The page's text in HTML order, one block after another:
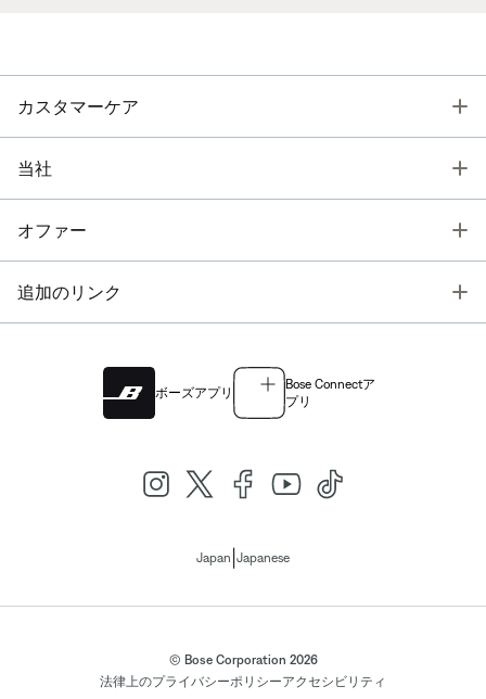
カスタマーケア
当社
オファー
追加のリンク
ボーズアプリ
Bose Connectア
プリ
Japan Japanese
© Bose Corporation 2026
法律上のプライバシーポリシーアクセシビリティ